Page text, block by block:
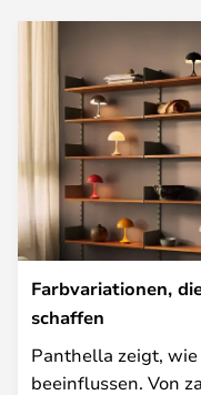
Farbvariationen,
schaffen
Panthella zeigt,
beeinflussen. Von